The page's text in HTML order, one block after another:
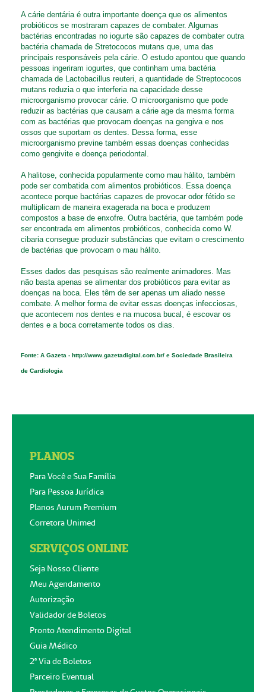
A cárie dentária é outra importante doença que os alimentos
probióticos se mostraram capazes de combater. Algumas
bactérias encontradas no iogurte são capazes de combater outra
bactéria chamada de Stretococos mutans que, uma das
principais responsáveis pela cárie. O estudo apontou que quando
pessoas ingeriram iogurtes, que continham uma bactéria
chamada de Lactobacillus reuteri, a quantidade de Streptococos
mutans reduzia o que interferia na capacidade desse
microorganismo provocar cárie. O microorganismo que pode
reduzir as bactérias que causam a cárie age da mesma forma
com as bactérias que provocam doenças na gengiva e nos
ossos que suportam os dentes. Dessa forma, esse
microorganismo previne também essas doenças conhecidas
como gengivite e doença periodontal.
A halitose, conhecida popularmente como mau hálito, também
pode ser combatida com alimentos probióticos. Essa doença
acontece porque bactérias capazes de provocar odor fétido se
multiplicam de maneira exagerada na boca e produzem
compostos a base de enxofre. Outra bactéria, que também pode
ser encontrada em alimentos probióticos, conhecida como W.
cibaria consegue produzir substâncias que evitam o crescimento
de bactérias que provocam o mau hálito.
Esses dados das pesquisas são realmente animadores. Mas
não basta apenas se alimentar dos probióticos para evitar as
doenças na boca. Eles têm de ser apenas um aliado nesse
combate. A melhor forma de evitar essas doenças infecciosas,
que acontecem nos dentes e na mucosa bucal, é escovar os
dentes e a boca corretamente todos os dias.
Fonte: A Gazeta - http://www.gazetadigital.com.br/ e Sociedade Brasileira
de Cardiologia
PLANOS
Para Você e Sua Família
Para Pessoa Jurídica
Planos Aurum Premium
Corretora Unimed
SERVIÇOS ONLINE
Seja Nosso Cliente
Meu Agendamento
Autorização
Validador de Boletos
Pronto Atendimento Digital
Guia Médico
2ª Via de Boletos
Parceiro Eventual